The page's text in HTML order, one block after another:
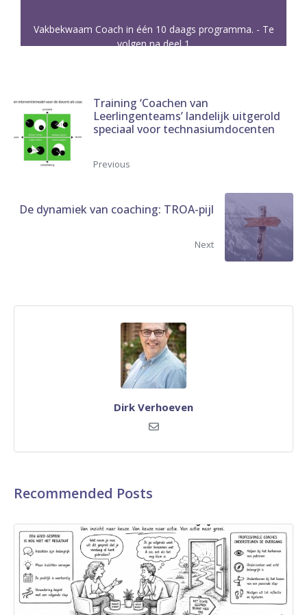
Vakbekwaam Coach in één 10 daags programma. - Te
volgen na deel 1
Training ‘Coachen van
Leerlingenteams’ landelijk uitgerold
speciaal voor technasiumdocenten
Previous
De dynamiek van coaching: TROA-pijl
Next
Dirk Verhoeven
Recommended Posts